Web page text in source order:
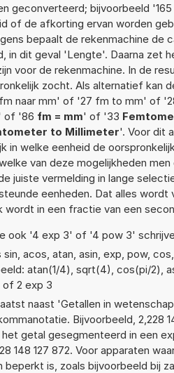
geconverteerd; bijvoorbeeld
of de afkorting ervan worden
bepaalt de rekenmachine de
in dit geval 'Lengte'. Daarna zet
voor de rekenmachine. In de
zocht. Als alternatief kan
naar mm' of '27 fm to mm' of
of '86 fm = mm' of '33
to Millimeter'. Voor dit
in welke eenheid de
van deze mogelijkheden
juiste vermelding in lange
eenheden. Dat alles wordt
wordt in een fractie van een
ook '4 exp 3' of '4 pow 3'
acos, atan, asin, exp, pow,
atan(1/4), sqrt(4), cos(pi/2),
2 exp 3
naast 'Getallen in
Bijvoorbeeld, 2,228
getal gesegmenteerd in een
148 127 872. Voor apparaten
beperkt is, zoals bijvoorbeeld bij